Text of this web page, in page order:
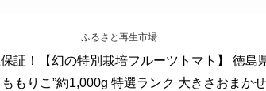
ふるさと再生市場
証！【幻の特別栽培フルーツトマト】 徳島
もりこ”約1,000g 特選ランク 大きさおまか